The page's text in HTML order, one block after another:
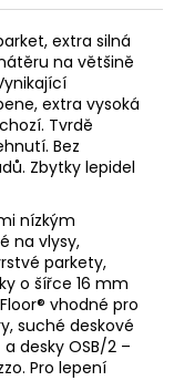
extra silná
na většině
extra vysoká
Tvrdě
Bez
Zbytky lepidel
nízkým
na vlysy,
parkety,
o šířce 16 mm
vhodné pro
suché deskové
desky OSB/2 –
Pro lepení